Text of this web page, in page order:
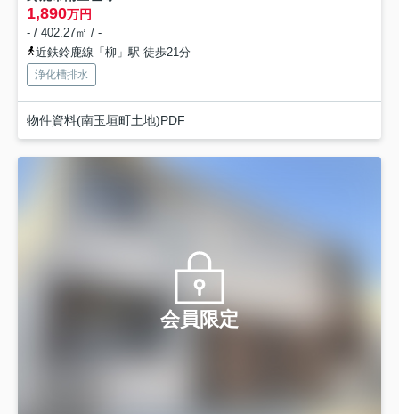
1,890万円
- / 402.27㎡ / -
近鉄鈴鹿線「柳」駅 徒歩21分
浄化槽排水
物件資料(南玉垣町土地)PDF
会員限定